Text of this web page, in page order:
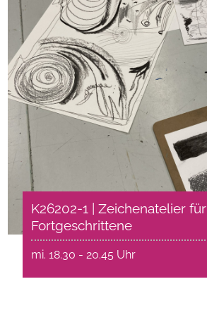
K26202-1 | Zeichenatelier für
Fortgeschrittene
mi. 18.30 - 20.45 Uhr